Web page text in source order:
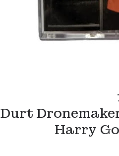
Durt
Harry